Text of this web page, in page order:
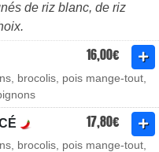
de riz blanc, de riz
16,00€
brocolis, pois mange-tout,
17,80€
brocolis, pois mange-tout,